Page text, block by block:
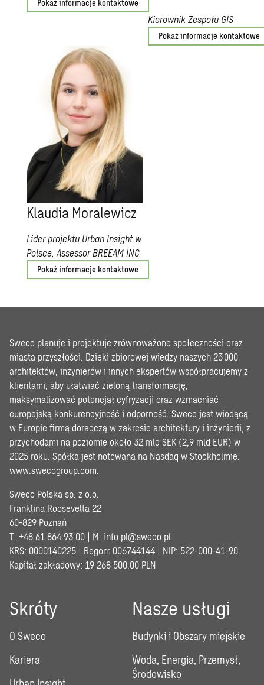
Pokaż informacje kontaktowe
Kierownik Zespołu GIS
Pokaż informacje kontaktowe
Klaudia Moralewicz
Lider projektu Urban Insight w
Polsce, Assessor BREEAM INC
Pokaż informacje kontaktowe
Sweco planuje i projektuje zrównoważone społeczności oraz
miasta przyszłości. Dzięki zbiorowej wiedzy naszych 23 000
architektów, inżynierów i innych ekspertów współpracujemy z
klientami, aby ułatwiać zieloną transformację,
maksymalizować potencjał cyfryzacji oraz wzmacniać
europejską konkurencyjność i odporność. Sweco jest wiodącą
w Europie firmą doradczą w zakresie architektury i inżynierii, z
przychodami na poziomie około 32 mld SEK (2,9 mld EUR) w
2025 roku. Spółka jest notowana na Nasdaq w Stockholmie.
www.swecogroup.com
Sweco Polska sp. z o.o.
Franklina Roosevelta 22
60-829 Poznań
T: +48 61 864 93 00 | M: info.pl@sweco.pl
KRS: 0000140225 | Regon: 006744144 | NIP: 522-000-41-90
Kapitał zakładowy: 19 268 500,00 PLN
Skróty
O Sweco
Kariera
Nasze usługi
Budynki i Obszary miejskie
Woda, Energia, Przemysł,
Środowisko